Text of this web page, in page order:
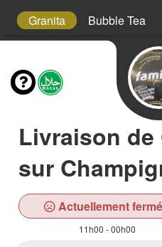
Granita Bubble Tea
Livraison de
sur
Actuellement
11h00 - 00h00